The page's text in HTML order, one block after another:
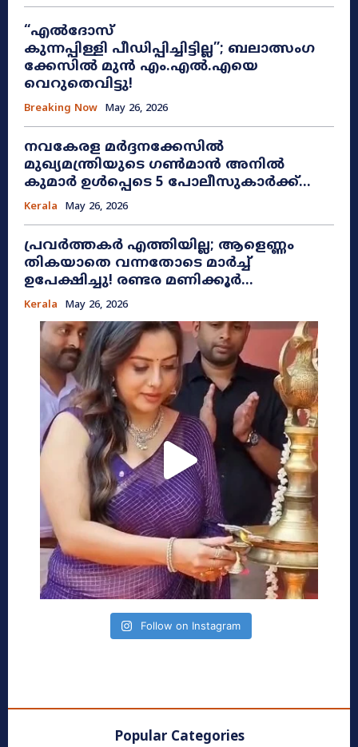
“എൽദോസ്
കുന്നപ്പിള്ളി പീഡിപ്പിച്ചിട്ടില്ല”; ബലാത്സംഗ
ക്കേസിൽ മുൻ എം.എൽ.എയെ
വെറുതെവിട്ടു!
Breaking Now May 26, 2026
നവകേരള മർദ്ദനക്കേസിൽ
മുഖ്യമന്ത്രിയുടെ ഗൺമാൻ അനിൽ
കുമാർ ഉൾപ്പെടെ 5 പോലീസുകാർക്ക്...
Kerala May 26, 2026
പ്രവർത്തകർ എത്തിയില്ല; ആളെണ്ണം
തികയാതെ വന്നതോടെ മാർച്ച്
ഉപേക്ഷിച്ചു! രണ്ടര മണിക്കൂർ...
Kerala May 26, 2026
Follow on Instagram
Popular Categories